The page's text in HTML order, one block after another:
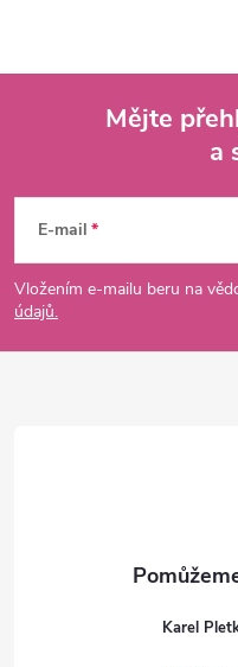
p
a
Mějte
a
E-mail
Vložením e-mailu beru na
údajů.
Karel